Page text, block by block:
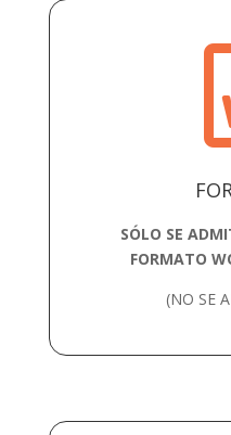
SÓLO SE
FORMATO
(NO SE